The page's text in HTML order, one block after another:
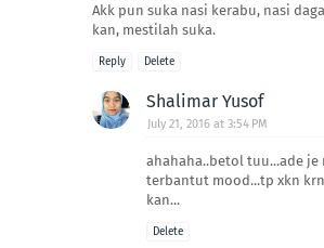
Akk pun suka nasi kerabu, nasi
kan, mestilah suka.
Reply Delete
Shalimar Yusof
July 21, 2016 at 3:54 PM
ahahaha..betol tuu...ade je
terbantut mood...tp xkn
kan...
Delete